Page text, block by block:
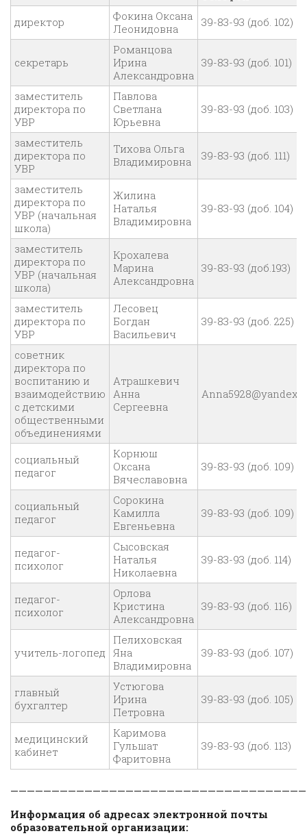
директор
Фокина Оксана
Леонидовна
39-83-93 (доб. 102)
секретарь
Романцова
Ирина
Александровна
39-83-93 (доб. 101)
заместитель
директора по
УВР
Павлова
Светлана
Юрьевна
39-83-93 (доб. 103)
заместитель
директора по
УВР
Тихова Ольга
Владимировна
39-83-93 (доб. 111)
заместитель
директора по
УВР (начальная
школа)
Жилина
Наталья
Владимировна
39-83-93 (доб. 104)
заместитель
директора по
УВР (начальная
школа)
Крохалева
Марина
Александровна
39-83-93 (доб.193)
заместитель
директора по
УВР
Лесовец
Богдан
Васильевич
39-83-93 (доб. 225)
советник
директора по
воспитанию и
взаимодействию
с детскими
общественными
объединениями
Атрашкевич
Анна
Сергеевна
социальный
педагог
Корнюш
Оксана
Вячеславовна
39-83-93 (доб. 109)
социальный
педагог
Сорокина
Камилла
Евгеньевна
39-83-93 (доб. 109)
педагог-
психолог
Сысовская
Наталья
Николаевна
39-83-93 (доб. 114)
педагог-
психолог
Орлова
Кристина
Александровна
39-83-93 (доб. 116)
учитель-логопед
Пелиховская
Яна
Владимировна
39-83-93 (доб. 107)
главный
бухгалтер
Устюгова
Ирина
Петровна
39-83-93 (доб. 105)
медицинский
кабинет
Каримова
Гульшат
Фаритовна
39-83-93 (доб. 113)
Информация об адресах электронной почты
образовательной организации: